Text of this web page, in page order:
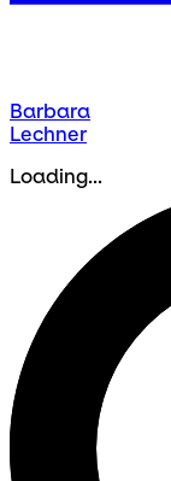
Barbara
Lechner
Loading...